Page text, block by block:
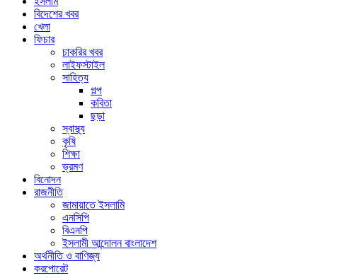
বিদেশের খবর
খেলা
ফিচার
চাকরির খবর
লাইফস্টাইল
সাহিত্য
গল্প
কবিতা
ছড়া
স্বাস্থ্য
কৃষি
শিক্ষা
ভ্রমণ
বিনোদন
রাজনীতি
জামায়াতে ইসলামি
এনসিপি
বিএনপি
ইসলামী আন্দোলন বাংলাদেশ
অর্থনীতি ও বাণিজ্য
করপোরেট